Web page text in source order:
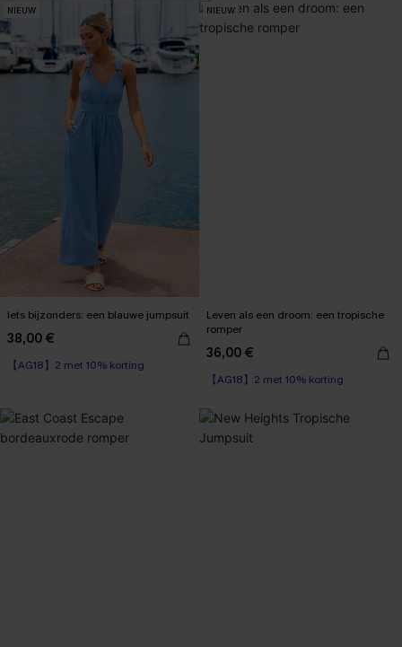
NIEUW
Iets bijzonders: een blauwe jumpsuit
38,00 €
【AG18】2 met 10% korting
NIEUW
Leven als een droom: een tropische
romper
36,00 €
【AG18】2 met 10% korting
Wikkel